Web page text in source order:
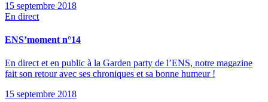
15 septembre 2018
En direct
ENS’moment n°14
En direct et en public à la Garden party de l’ENS, notre magazine
fait son retour avec ses chroniques et sa bonne humeur !
15 septembre 2018